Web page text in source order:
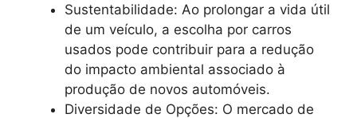
Sustentabilidade: Ao prolongar a vida útil
de um veículo, a escolha por carros
usados pode contribuir para a redução
do impacto ambiental associado à
produção de novos automóveis.
Diversidade de Opções: O mercado de